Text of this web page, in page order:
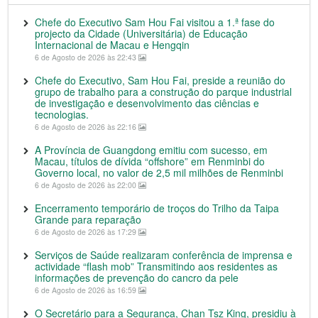
Chefe do Executivo Sam Hou Fai visitou a 1.ª fase do
projecto da Cidade (Universitária) de Educação
Internacional de Macau e Hengqin
6 de Agosto de 2026 às 22:43
Chefe do Executivo, Sam Hou Fai, preside a reunião do
grupo de trabalho para a construção do parque industrial
de investigação e desenvolvimento das ciências e
tecnologias.
6 de Agosto de 2026 às 22:16
A Província de Guangdong emitiu com sucesso, em
Macau, títulos de dívida “offshore” em Renminbi do
Governo local, no valor de 2,5 mil milhões de Renminbi
6 de Agosto de 2026 às 22:00
Encerramento temporário de troços do Trilho da Taipa
Grande para reparação
6 de Agosto de 2026 às 17:29
Serviços de Saúde realizaram conferência de imprensa e
actividade “flash mob” Transmitindo aos residentes as
informações de prevenção do cancro da pele
6 de Agosto de 2026 às 16:59
O Secretário para a Segurança, Chan Tsz King, presidiu à